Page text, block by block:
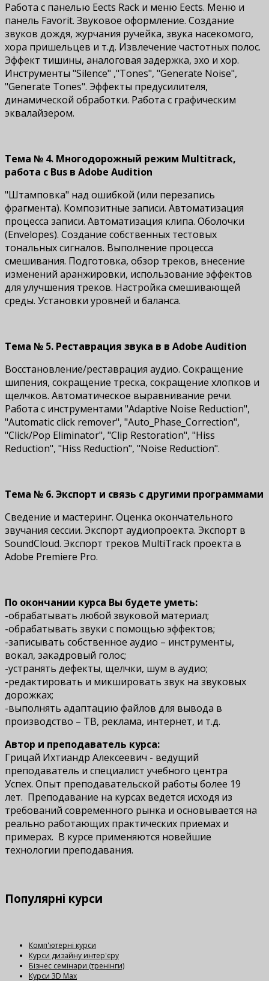
Работа с панелью Effects Rack и меню Effects. Меню и
панель Favorit. Звуковое оформление. Создание
звуков дождя, журчания ручейка, звука насекомого,
хора пришельцев и т.д. Извлечение частотных полос.
Эффект тишины, аналоговая задержка, эхо и хор.
Инструменты "Silence" ,"Tones", "Generate Noise",
"Generate Tones". Эффекты предусилителя,
динамической обработки. Работа с графическим
эквалайзером.
Тема № 4. Многодорожный режим Multitrack,
работа с Bus в Adobe Audition
"Штамповка" над ошибкой (или перезапись
фрагмента). Композитные записи. Автоматизация
процесса записи. Автоматизация клипа. Оболочки
(Envelopes). Создание собственных тестовых
тональных сигналов. Выполнение процесса
смешивания. Подготовка, обзор треков, внесение
изменений аранжировки, использование эффектов
для улучшения треков. Настройка смешивающей
среды. Установки уровней и баланса.
Тема № 5. Реставрация звука в в Adobe Audition
Восстановление/реставрация аудио. Сокращение
шипения, сокращение треска, сокращение хлопков и
щелчков. Автоматическое выравнивание речи.
Работа с инструментами "Adaptive Noise Reduction",
"Automatic click remover", "Auto_Phase_Correction",
"Click/Pop Eliminator", "Clip Restoration", "Hiss
Reduction", "Hiss Reduction", "Noise Reduction".
Тема № 6. Экспорт и связь с другими программами
Сведение и мастеринг. Оценка окончательного
звучания сессии. Экспорт аудиопроекта. Экспорт в
SoundCloud. Экспорт треков MultiTrack проекта в
Adobe Premiere Pro.
По окончании курса Вы будете уметь:
-обрабатывать любой звуковой материал;
-обрабатывать звуки с помощью эффектов;
-записывать собственное аудио – инструменты,
вокал, закадровый голос;
-устранять дефекты, щелчки, шум в аудио;
-редактировать и микшировать звук на звуковых
дорожках;
-выполнять адаптацию файлов для вывода в
производство – ТВ, реклама, интернет, и т.д.
Автор и преподаватель курса:
Грицай Ихтиандр Алексеевич - ведущий
преподаватель и специалист учебного центра
Успех. Опыт преподавательской работы более 19
лет. Преподавание на курсах ведется исходя из
требований современного рынка и основывается на
реально работающих практических приемах и
примерах. В курсе применяются новейшие
технологии преподавания.
Популярні курси
Комп'ютерні курси
Курси дизайну интер'єру
Бізнес семінари (тренінги)
Курси 3D Max